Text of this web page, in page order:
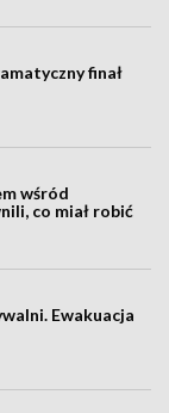
finał
wśród
co miał robić
Ewakuacja